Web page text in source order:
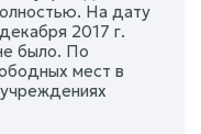
На дату
2017 г.
было. По
мест в